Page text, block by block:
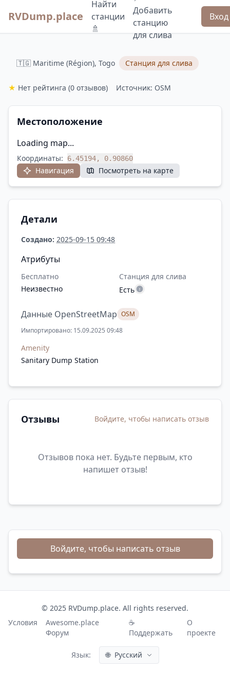
RVDump.place
Найти
станции
🚿
Добавить
станцию
для слива
Вход
🇹🇬 Maritime (Région), Togo Станция для слива
★ Нет рейтинга (0 отзывов) Источник: OSM
Местоположение
Loading map...
Координаты: 6.45194, 0.90860
Навигация Посмотреть на карте
Детали
Создано: 2025-09-15 09:48
Атрибуты
Бесплатно
Неизвестно
Станция для слива
Есть
Данные OpenStreetMap OSM
Импортировано: 15.09.2025 09:48
Amenity
Sanitary Dump Station
Отзывы Войдите, чтобы написать отзыв
Отзывов пока нет. Будьте первым, кто
напишет отзыв!
Войдите, чтобы написать отзыв
© 2025 RVDump.place. All rights reserved.
Условия
Awesome.place
Форум
☕
Поддержать
О
проекте
Язык: 🌐 Русский